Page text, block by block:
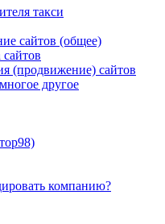
такси
сайтов (общее)
сайтов
(продвижение) сайтов
другое
компанию?